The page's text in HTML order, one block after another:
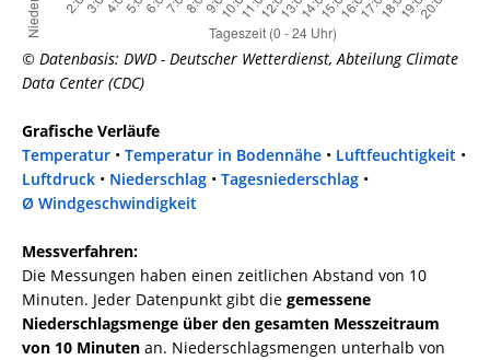
© Datenbasis: DWD - Deutscher Wetterdienst, Abteilung Climate
Data Center (CDC)
Grafische Verläufe
Temperatur • Temperatur in Bodennähe • Luftfeuchtigkeit •
Luftdruck • Niederschlag • Tagesniederschlag •
Ø Windgeschwindigkeit
Messverfahren:
Die Messungen haben einen zeitlichen Abstand von 10
Minuten. Jeder Datenpunkt gibt die gemessene
Niederschlagsmenge über den gesamten Messzeitraum
von 10 Minuten an. Niederschlagsmengen unterhalb von